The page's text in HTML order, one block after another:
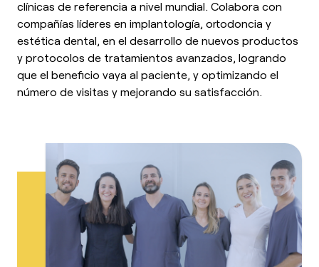
clínicas de referencia a nivel mundial. Colabora con
compañías líderes en implantología, ortodoncia y
estética dental, en el desarrollo de nuevos productos
y protocolos de tratamientos avanzados, logrando
que el beneficio vaya al paciente, y optimizando el
número de visitas y mejorando su satisfacción.